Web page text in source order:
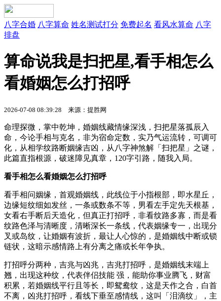
八字合婚 八字算命 姓名测试打分 免费起名 看风水算命 八字
排盘
算命说我是扫把星,看手相怎么
看婚姻怎么打招呼
2026-07-08 08:39:28 来源：提胜网
命理探微，掌中乾坤，婚姻线藏情缘深浅，扫把星落孤辰入
命，今论手相与克名，非为宿命定数，实乃气运流转，可调可
化，从相学纹路断姻缘吉凶，从八字神煞解「扫把星」之谜，
此篇直指根源，破迷障见真章，120字引路，随我入局。
看手相怎么看婚姻怎么打招呼
看手相问姻缘，首观婚姻线，此线位于小指根部，即水星丘，
边缘短纹细如发丝，一条或数条不等，男看左手定先天根基，
女看右手断后天造化，但真正打招呼，非看纹路多寡，而是看
纹路色泽与清晰度，清晰深长一条线，代表姻缘专一，出现分
叉或岛纹，让婚姻有波折，最让人心惊的，是婚姻线中断或锁
链状，这暗示感情路上有分离之痛或长年争执。
打招呼分两种，吉兆与凶兆，吉兆打招呼，是婚姻线末端上
翘，出现这种纹，代表伴侣技能 强，能助你事业腾飞，财富
积累，若婚姻线平行且等长，即鸳鸯纹，这是天作之合，白首
不离，凶兆打招呼，看线下垂至感情线，这叫「泪滴纹」，主